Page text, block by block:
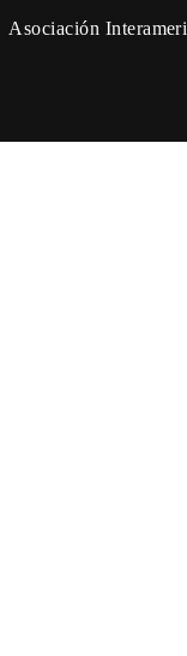
Asociación